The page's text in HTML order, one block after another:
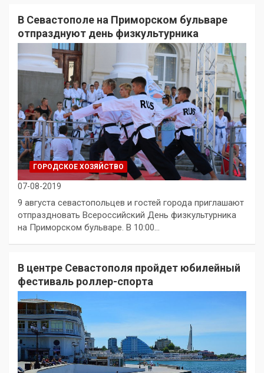
В Севастополе на Приморском бульваре
отпразднуют день физкультурника
ГОРОДСКОЕ ХОЗЯЙСТВО
07-08-2019
9 августа севастопольцев и гостей города приглашают
отпраздновать Всероссийский День физкультурника
на Приморском бульваре. В 10:00…
В центре Севастополя пройдет юбилейный
фестиваль роллер-спорта